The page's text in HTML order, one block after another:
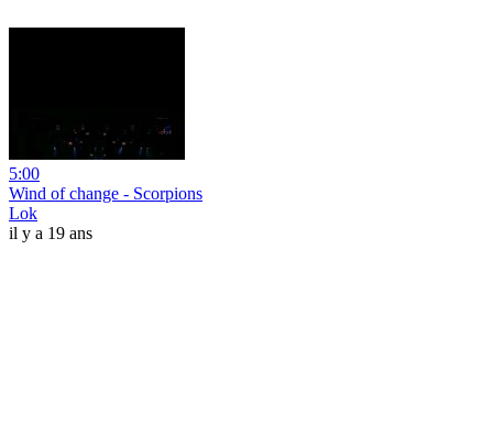
5:00
Wind of change - Scorpions
Lok
il y a 19 ans